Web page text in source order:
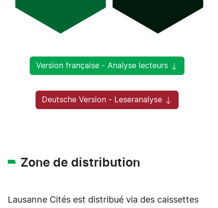
Version française - Analyse lecteurs
Deutsche Version - Leseranalyse
Zone de distribution
Lausanne Cités est distribué via des caissettes